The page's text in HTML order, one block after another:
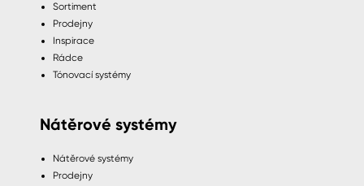
Sortiment
Prodejny
Inspirace
Rádce
Tónovací systémy
Nátěrové systémy
Nátěrové systémy
Prodejny